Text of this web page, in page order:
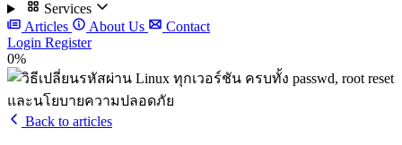
Services
Articles
About Us
Contact
Login Register
0%
Back to articles